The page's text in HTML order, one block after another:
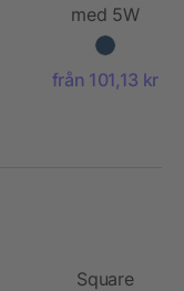
med 5W
trådlös
laddning
från 101,13 kr
Square